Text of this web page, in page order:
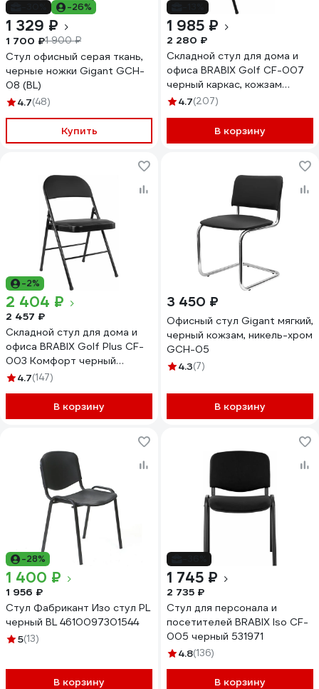
-26%
1 329 ₽
1 700 ₽1 900 ₽
Стул офисный серая ткань,
черные ножки Gigant GCH-
08 (BL)
4.7(48)
Купить
1 985 ₽
2 280 ₽
Складной стул для дома и
офиса BRABIX Golf CF-007
черный каркас, кожзам
черный, 531565
4.7(207)
В корзину
-2%
2 404 ₽
2 457 ₽
Складной стул для дома и
офиса BRABIX Golf Plus CF-
003 Комфорт черный
каркас, кожзам черный,
4.7(147)
В корзину
3 450 ₽
Офисный стул Gigant мягкий,
черный кожзам, никель-хром
GCH-05
4.3(7)
В корзину
-28%
1 400 ₽
1 956 ₽
Стул Фабрикант Изо стул PL
черный BL 4610097301544
5(13)
В корзину
1 745 ₽
2 735 ₽
Стул для персонала и
посетителей BRABIX Iso CF-
005 черный 531971
4.8(136)
В корзину